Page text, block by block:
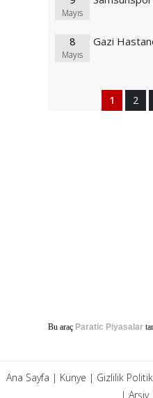
Mayıs
8
Mayıs
Gazi
1 2
Bu araç Paratic Piyasalar
Ana Sayfa | Künye | Gizlilik
| Arşiv